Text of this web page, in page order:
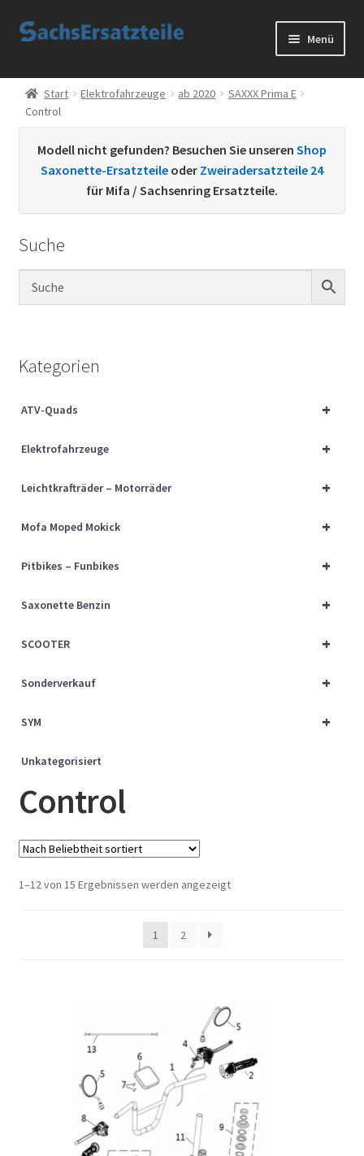
Zur
Zum
Menü
Start
AGB
Datenschutzerklärung
Kontakt
Sachs Ersatzteile
Über uns
Start Elektrofahrzeuge ab 2020
SAXXX Prima E
Control
Modell nicht gefunden? Besuchen Sie unseren Shop
Saxonette-Ersatzteile oder Zweiradersatzteile 24
für Mifa / Sachsenring Ersatzteile.
Suche
Kategorien
+
ATV-Quads
+
Elektrofahrzeuge
+
Leichtkrafträder – Motorräder
+
Mofa Moped Mokick
+
Pitbikes – Funbikes
+
Saxonette Benzin
+
SCOOTER
+
Sonderverkauf
+
SYM
Unkategorisiert
Control
1–12 von 15 Ergebnissen werden angezeigtNach
1
2